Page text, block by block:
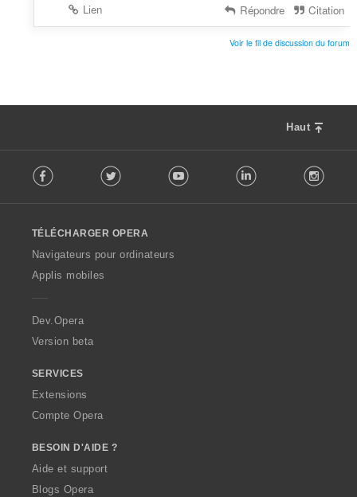
Lien
Répondre Citation
Voir le fil de discussion du forum
Haut
o
w
O
p
a
Facebook Twitter Youtube LinkedIn
TÉLÉCHARGER OPERA
Navigateurs pour ordinateurs
Applis mobiles
Dev.Opera
Version beta
SERVICES
Extensions
Compte Opera
BESOIN D'AIDE ?
Aide et support
Blogs Opera